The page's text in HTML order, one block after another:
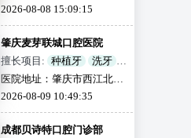
活动义齿
牙齿美白
颌面外科
儿童齿科
地包天
阳市吴宁西路60号
2026-08-08 15:09:15
肇庆麦芽联城口腔医院
擅长项目: 种植牙
洗牙
牙齿矫正
烤瓷牙
牙套
活动义齿
牙齿美白
颌面外科
儿童齿科
地包天
医院地址：肇庆市西江北路1
号西江大厦1-3楼南边
2026-08-09 10:49:35
成都贝诗特口腔门诊部